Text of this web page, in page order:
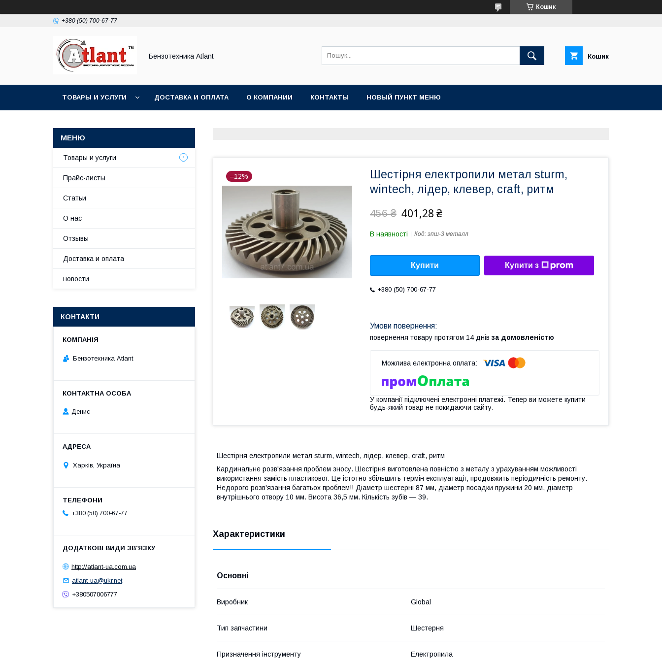
Кошик
+380 (50) 700-67-77
Бензотехника Atlant Кошик
ТОВАРЫ И УСЛУГИ ДОСТАВКА И ОПЛАТА О КОМПАНИИ КОНТАКТЫ НОВЫЙ ПУНКТ МЕНЮ
–12%
Шестірня електропили метал sturm,
wintech, лідер, клевер, craft, ритм
456 ₴ 401,28 ₴
В наявності Код: эпш-3 металл
Купити Купити з
+380 (50) 700-67-77
повернення товару протягом 14 днів за домовленістю
У компанії підключені електронні платежі. Тепер ви можете купити
будь-який товар не покидаючи сайту.
Шестірня електропили метал sturm, wintech, лідер, клевер, craft, ритм
Кардинальне розв'язання проблем зносу. Шестірня виготовлена повністю з металу з урахуванням можливості
використання замість пластикової. Це істотно збільшить термін експлуатації, продовжить періодичність ремонту.
Недорого розв'язання багатьох проблем!! Діаметр шестерні 87 мм, діаметр посадки пружини 20 мм, діаметр
внутрішнього отвору 10 мм. Висота 36,5 мм. Кількість зубів — 39.
Характеристики
Основні
Виробник Global
Тип запчастини Шестерня
Призначення інструменту Електропила
Товары и услуги
Прайс-листы
Статьи
О нас
Отзывы
Доставка и оплата
новости
КОНТАКТИ
Бензотехника Atlant
Денис
Харків, Україна
+380 (50) 700-67-77
http://atlant-ua.com.ua
atlant-ua@ukr.net
+380507006777